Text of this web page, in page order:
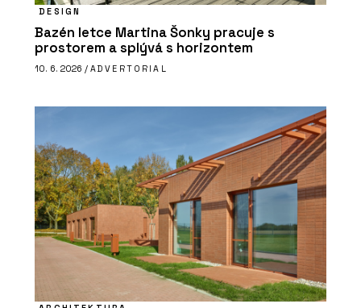
DESIGN
Bazén letce Martina Šonky pracuje s
prostorem a splývá s horizontem
10. 6. 2026 / ADVERTORIAL